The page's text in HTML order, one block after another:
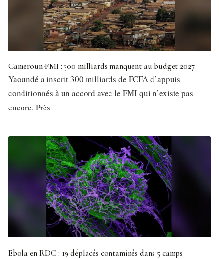
Cameroun-FMI : 300 milliards manquent au budget 2027
Yaoundé a inscrit 300 milliards de FCFA d’appuis
conditionnés à un accord avec le FMI qui n’existe pas
encore. Près
Ebola en RDC : 19 déplacés contaminés dans 5 camps